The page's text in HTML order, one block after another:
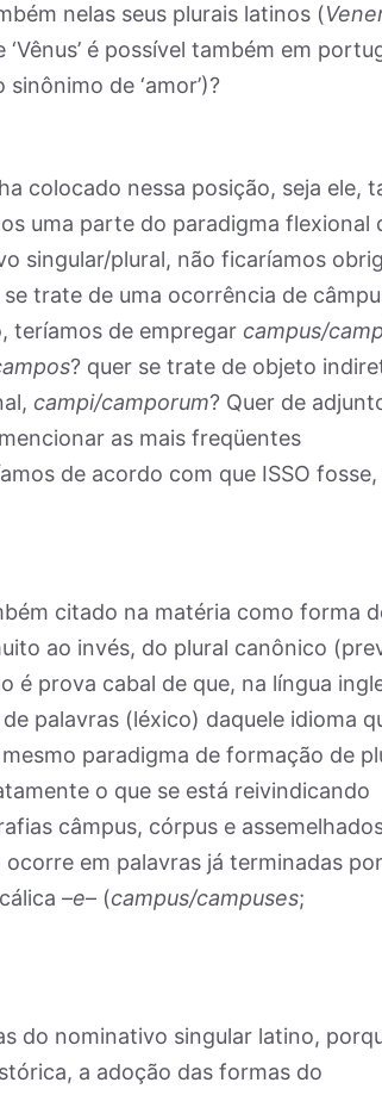
nelas seus plurais latinos (
é possível também em
de ‘amor’)?
colocado nessa posição, seja ele,
uma parte do paradigma flexional
singular/plural, não ficaríamos
trate de uma ocorrência de
teríamos de empregar campus/
? quer se trate de objeto
campi/camporum? Quer de
as mais freqüentes
de acordo com que ISSO fosse,
citado na matéria como forma
ao invés, do plural canônico
é prova cabal de que, na língua
palavras (léxico) daquele idioma
paradigma de formação de
o que se está reivindicando
câmpus, córpus e
ocorre em palavras já terminadas
–e– (campus/campuses;
do nominativo singular latino,
a adoção das formas do